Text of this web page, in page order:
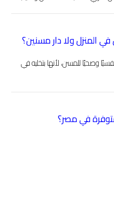
وصحيًا للمسن، لأنها بتخليه في